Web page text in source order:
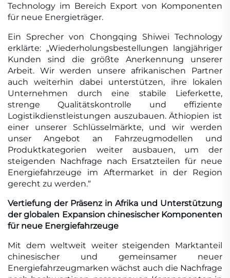
Technology im Bereich Export von Komponenten
für neue Energieträger.
Ein Sprecher von Chongqing Shiwei Technology
erklärte: „Wiederholungsbestellungen langjähriger
Kunden sind die größte Anerkennung unserer
Arbeit. Wir werden unsere afrikanischen Partner
auch weiterhin dabei unterstützen, ihre lokalen
Unternehmen durch eine stabile Lieferkette,
strenge Qualitätskontrolle und effiziente
Logistikdienstleistungen auszubauen. Äthiopien ist
einer unserer Schlüsselmärkte, und wir werden
unser Angebot an Fahrzeugmodellen und
Produktkategorien weiter ausbauen, um der
steigenden Nachfrage nach Ersatzteilen für neue
Energiefahrzeuge im Aftermarket in der Region
gerecht zu werden.“
Vertiefung der Präsenz in Afrika und Unterstützung
der globalen Expansion chinesischer Komponenten
für neue Energiefahrzeuge
Mit dem weltweit weiter steigenden Marktanteil
chinesischer und gemeinsamer neuer
Energiefahrzeugmarken wächst auch die Nachfrage